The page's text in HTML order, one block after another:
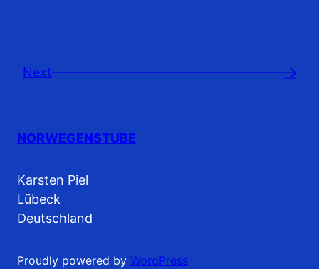
Next →
NORWEGENSTUBE
Karsten Piel
Lübeck
Deutschland
Proudly powered by WordPress